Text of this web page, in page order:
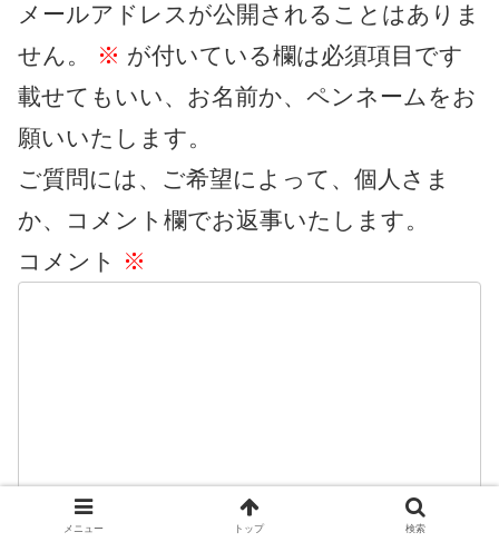
メールアドレスが公開されることはありま
せん。
※ が付いている欄は必須項目です
載せてもいい、お名前か、ペンネームをお
願いいたします。
ご質問には、ご希望によって、個人さま
か、コメント欄でお返事いたします。
コメント
※
メニュー トップ 検索